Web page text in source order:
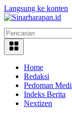
Langsung ke konten
Home
Redaksi
Pedoman
Indeks Berita
Nextizen